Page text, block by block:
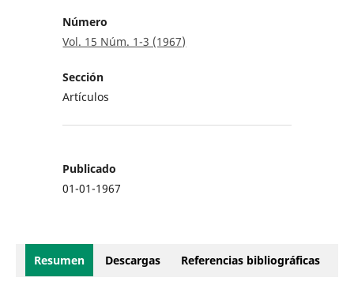
Número
Vol. 15 Núm. 1-3 (1967)
Sección
Artículos
Publicado
01-01-1967
Resumen Descargas Referencias bibliográficas